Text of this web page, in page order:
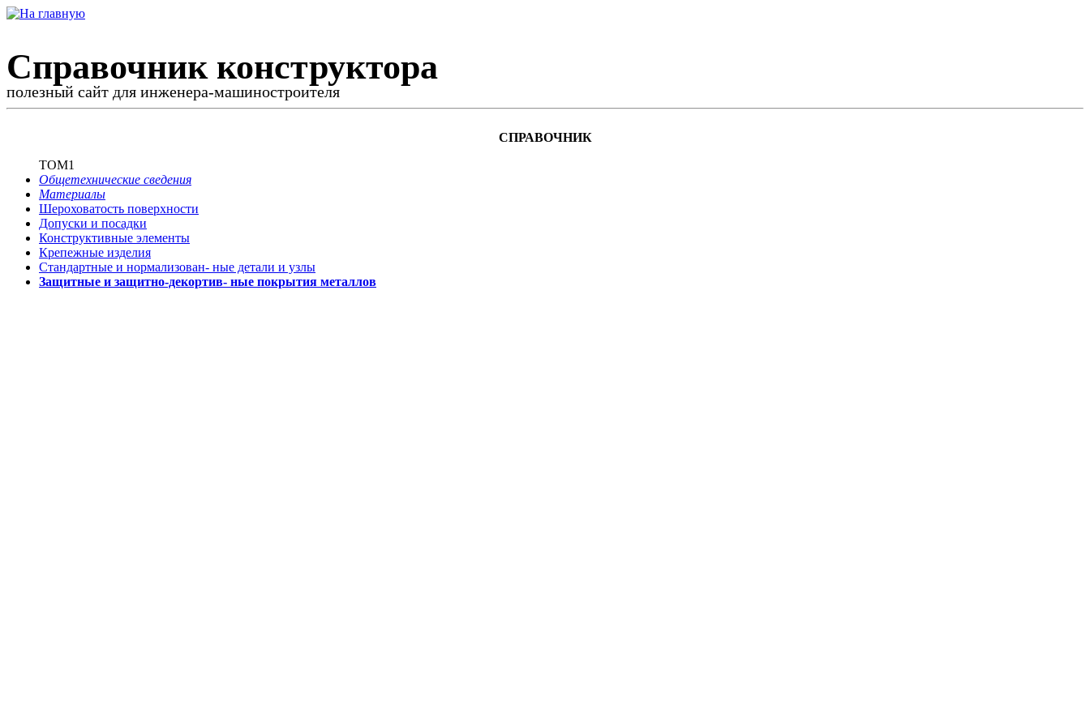
Справочник конструктора
полезный сайт для инженера-машиностроителя
СПРАВОЧНИК
ТОМ1
Общетехнические сведения
Материалы
Шероховатость поверхности
Допуски и посадки
Конструктивные элементы
Крепежные изделия
Стандартные и нормализован- ные детали и узлы
Защитные и защитно-декортив- ные покрытия металлов